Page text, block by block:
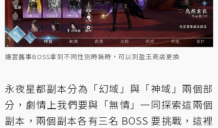
連雲舊事BOSS拿到不同性別時裝時，可以到盈玉商店更換
永夜星都副本分為「幻域」與「神域」兩個部
分，劇情上我們要與「無情」一同探索這兩個
副本，兩個副本各有三名 BOSS 要挑戰，這裡